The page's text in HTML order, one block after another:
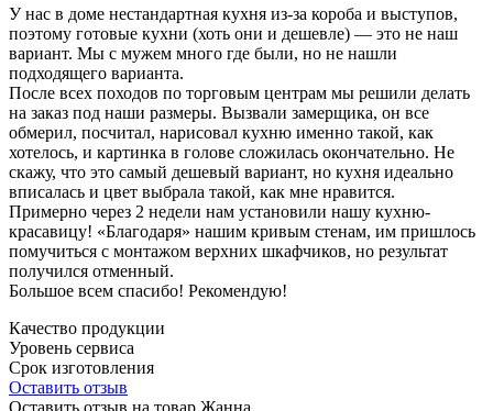
У нас в доме нестандартная кухня из-за короба и выступов,
поэтому готовые кухни (хоть они и дешевле) — это не наш
вариант. Мы с мужем много где были, но не нашли
подходящего варианта.
После всех походов по торговым центрам мы решили делать
на заказ под наши размеры. Вызвали замерщика, он все
обмерил, посчитал, нарисовал кухню именно такой, как
хотелось, и картинка в голове сложилась окончательно. Не
скажу, что это самый дешевый вариант, но кухня идеально
вписалась и цвет выбрала такой, как мне нравится.
Примерно через 2 недели нам установили нашу кухню-
красавицу! «Благодаря» нашим кривым стенам, им пришлось
помучиться с монтажом верхних шкафчиков, но результат
получился отменный.
Большое всем спасибо! Рекомендую!
Качество продукции
Уровень сервиса
Срок изготовления
Оставить отзыв
Оставить отзыв на товар Жанна